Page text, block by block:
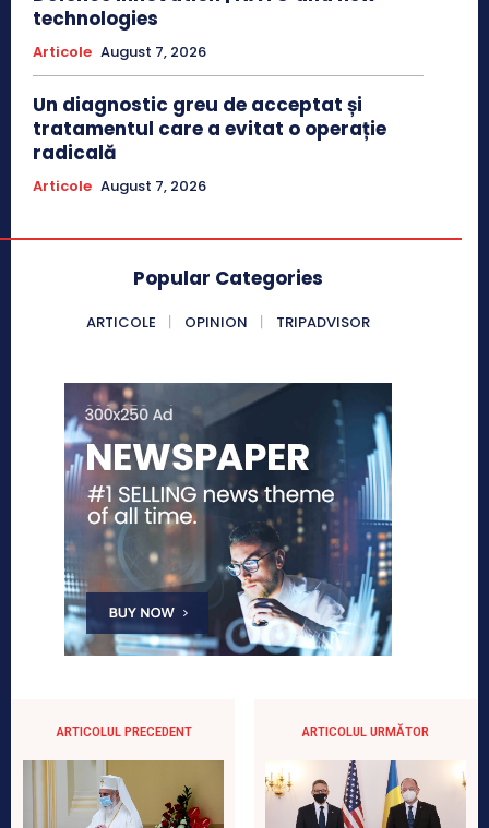
technologies
Articole August 7, 2026
Un diagnostic greu de acceptat și
tratamentul care a evitat o operație
radicală
Articole August 7, 2026
Popular Categories
ARTICOLE OPINION TRIPADVISOR
ARTICOLUL PRECEDENT ARTICOLUL URMĂTOR